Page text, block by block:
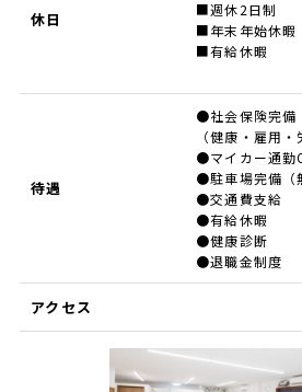
休日
■週休2日制
■年末年始休暇
■有給休暇
待遇
●社会保険完備
（健康・雇用・
●マイカー通勤
●駐車場完備（
●交通費支給
●有給休暇
●健康診断
●退職金制度
アクセス